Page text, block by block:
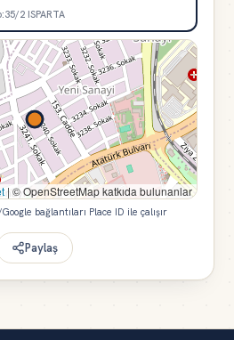
2 ISPARTA
|© OpenStreetMap katkıda bulunanlar
bağlantıları Place ID ile çalışır
Paylaş